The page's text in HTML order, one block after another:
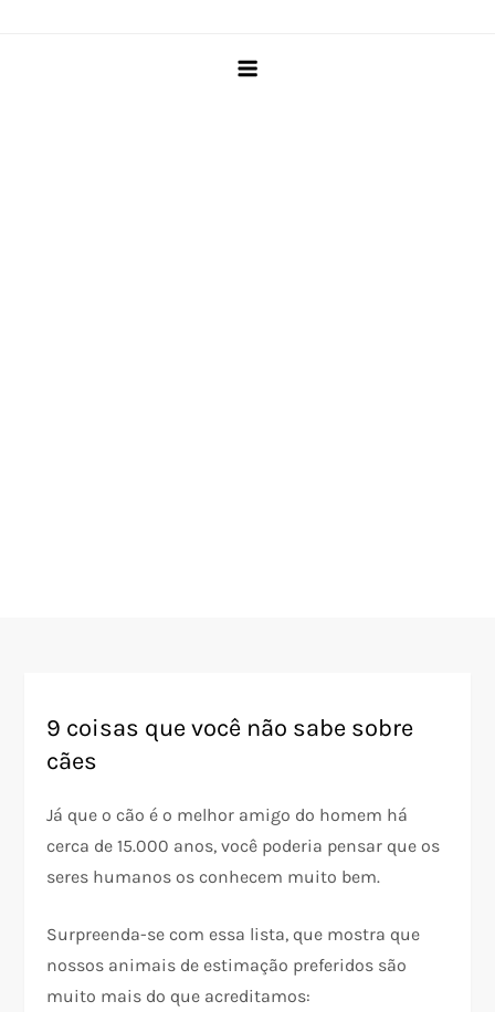
9 coisas que você não sabe sobre
cães
Já que o cão é o melhor amigo do homem há
cerca de 15.000 anos, você poderia pensar que os
seres humanos os conhecem muito bem.
Surpreenda-se com essa lista, que mostra que
nossos animais de estimação preferidos são
muito mais do que acreditamos: